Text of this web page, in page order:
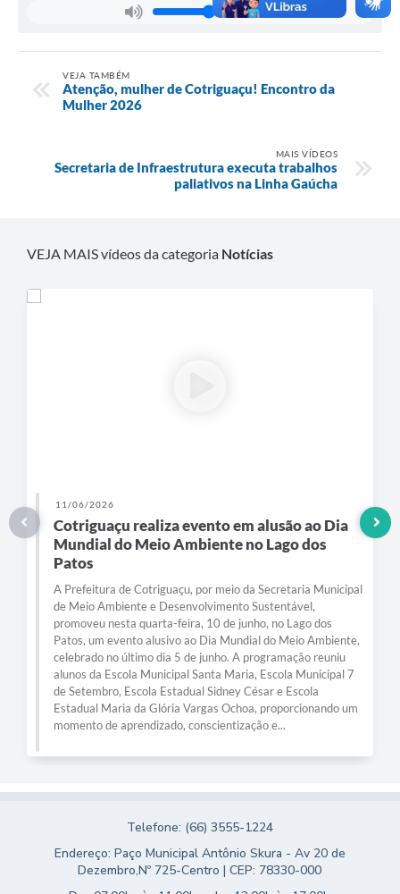
Agenda
Diário Oficial
VEJA TAMBÉM
Atenção, mulher de Cotriguaçu! Encontro da
Mulher 2026
MAIS VÍDEOS
Secretaria de Infraestrutura executa trabalhos
paliativos na Linha Gaúcha
VEJA MAIS vídeos da categoria Notícias
11/06/2026
Cotriguaçu realiza evento em alusão ao Dia
Mundial do Meio Ambiente no Lago dos
Patos
A Prefeitura de Cotriguaçu, por meio da Secretaria Municipal
de Meio Ambiente e Desenvolvimento Sustentável,
promoveu nesta quarta-feira, 10 de junho, no Lago dos
Patos, um evento alusivo ao Dia Mundial do Meio Ambiente,
celebrado no último dia 5 de junho. A programação reuniu
alunos da Escola Municipal Santa Maria, Escola Municipal 7
de Setembro, Escola Estadual Sidney César e Escola
Estadual Maria da Glória Vargas Ochoa, proporcionando um
momento de aprendizado, conscientização e...
Telefone: (66) 3555-1224
Endereço: Paço Municipal Antônio Skura - Av 20 de
Dezembro,Nº 725-Centro | CEP: 78330-000